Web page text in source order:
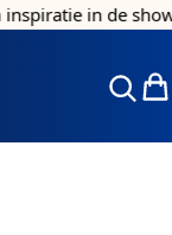
in de